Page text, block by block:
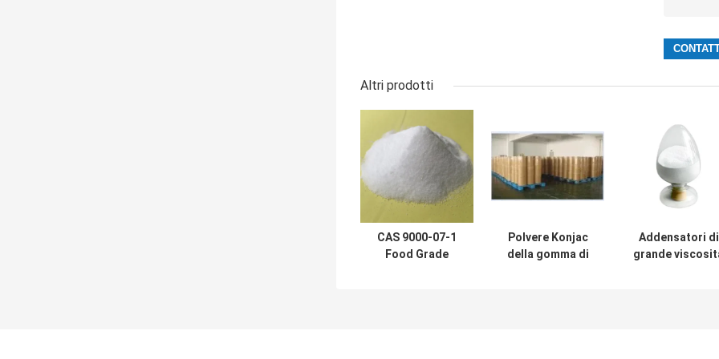
Altri prodotti
CAS 9000-07-1
Food Grade
Polvere Konjac
della gomma di
Addensatori di
grande